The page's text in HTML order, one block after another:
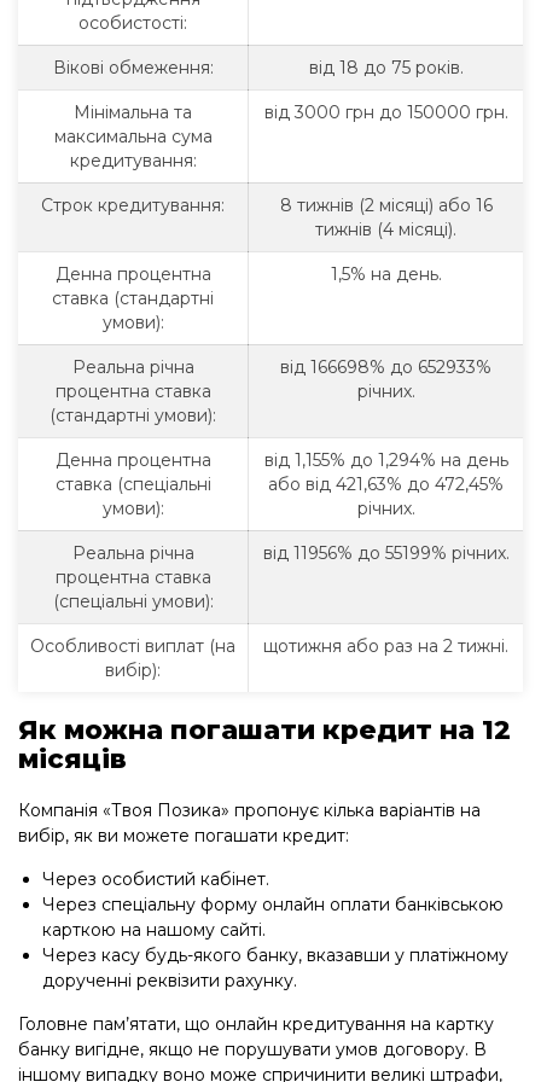
особистості:
Вікові обмеження: від 18 до 75 років.
Мінімальна та
максимальна сума
кредитування:
від 3000 грн до 150000 грн.
Строк кредитування:
8 тижнів (2 місяці) або 16
тижнів (4 місяці).
Денна процентна
ставка (стандартні
умови):
1,5% на день.
Реальна річна
процентна ставка
(стандартні умови):
від 166698% до 652933%
річних.
Денна процентна
ставка (спеціальні
умови):
від 1,155% до 1,294% на день
або від 421,63% до 472,45%
річних.
Реальна річна
процентна ставка
(спеціальні умови):
від 11956% до 55199% річних.
Особливості виплат (на
вибір):
щотижня або раз на 2 тижні.
Як можна погашати кредит на 12
місяців
Компанія «Твоя Позика» пропонує кілька варіантів на
вибір, як ви можете погашати кредит:
Через особистий кабінет.
Через спеціальну форму онлайн оплати банківською
карткою на нашому сайті.
Через касу будь-якого банку, вказавши у платіжному
дорученні реквізити рахунку.
Головне пам’ятати, що онлайн кредитування на картку
банку вигідне, якщо не порушувати умов договору. В
іншому випадку воно може спричинити великі штрафи,